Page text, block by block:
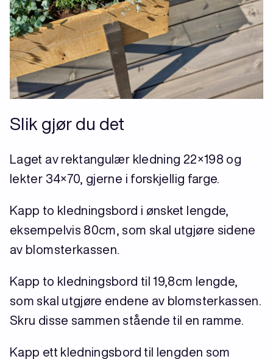
Slik gjør du det
Laget av rektangulær kledning 22×198 og
lekter 34×70, gjerne i forskjellig farge.
Kapp to kledningsbord i ønsket lengde,
eksempelvis 80cm, som skal utgjøre sidene
av blomsterkassen.
Kapp to kledningsbord til 19,8cm lengde,
som skal utgjøre endene av blomsterkassen.
Skru disse sammen stående til en ramme.
Kapp ett kledningsbord til lengden som